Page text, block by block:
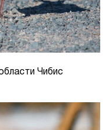
Чибис